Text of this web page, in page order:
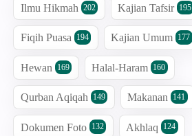
Ilmu Hikmah 202 Kajian Tafsir 195
Fiqih Puasa 194 Kajian Umum 177
Hewan 169 Halal-Haram 160
Qurban Aqiqah 149 Makanan 141
Dokumen Foto 132 Akhlaq 124